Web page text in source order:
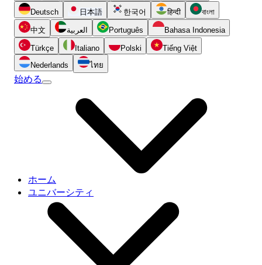
Deutsch
日本語 한국어 हिन्दी বাংলা
中文 العربية Português Bahasa Indonesia
Türkçe Italiano Polski
Tiếng Việt
Nederlands
ไทย
始める
ホーム
ユニバーシティ